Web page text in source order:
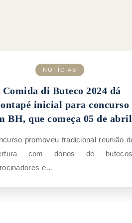
NOTÍCIAS
Comida di Buteco 2024 dá
inicial para concurso
BH, que começa 05 de abril
com donos de
e…